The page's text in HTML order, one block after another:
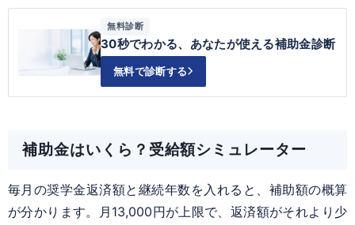
無料診断
30秒でわかる、あなたが使える補助金診断
無料で診断する
補助金はいくら？受給額シミュレーター
毎月の奨学金返済額と継続年数を入れると、補助額の概算
が分かります。月13,000円が上限で、返済額がそれより少